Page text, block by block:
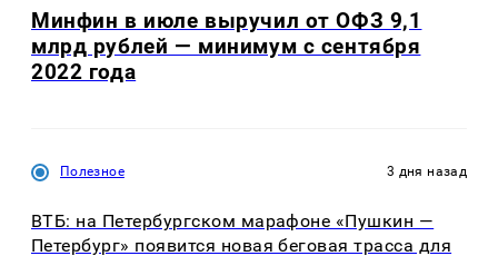
Минфин в июле выручил от ОФЗ 9,1
млрд рублей — минимум с сентября
2022 года
Полезное 3 дня назад
ВТБ: на Петербургском марафоне «Пушкин —
Петербург» появится новая беговая трасса для